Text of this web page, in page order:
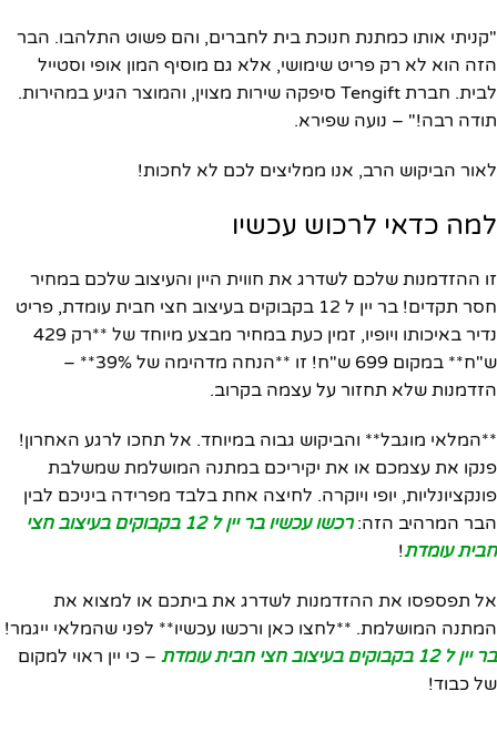
"קניתי אותו כמתנת חנוכת בית לחברים, והם פשוט התלהבו. הבר
הזה הוא לא רק פריט שימושי, אלא גם מוסיף המון אופי וסטייל
לבית. חברת Tengift סיפקה שירות מצוין, והמוצר הגיע במהירות.
תודה רבה!" – נועה שפירא.
לאור הביקוש הרב, אנו ממליצים לכם לא לחכות!
למה כדאי לרכוש עכשיו
זו ההזדמנות שלכם לשדרג את חווית היין והעיצוב שלכם במחיר
חסר תקדים! בר יין ל 12 בקבוקים בעיצוב חצי חבית עומדת, פריט
נדיר באיכותו ויופיו, זמין כעת במחיר מבצע מיוחד של **רק 429
ש"ח** במקום 699 ש"ח! זו **הנחה מדהימה של 39%** –
הזדמנות שלא תחזור על עצמה בקרוב.
**המלאי מוגבל** והביקוש גבוה במיוחד. אל תחכו לרגע האחרון!
פנקו את עצמכם או את יקיריכם במתנה המושלמת שמשלבת
פונקציונליות, יופי ויוקרה. לחיצה אחת בלבד מפרידה ביניכם לבין
הבר המרהיב הזה:
רכשו עכשיו בר יין ל 12 בקבוקים בעיצוב חצי
חבית עומדת!
אל תפספסו את ההזדמנות לשדרג את ביתכם או למצוא את
המתנה המושלמת. **לחצו כאן ורכשו עכשיו** לפני שהמלאי ייגמר!
בר יין ל 12 בקבוקים בעיצוב חצי חבית עומדת
– כי יין ראוי למקום
של כבוד!